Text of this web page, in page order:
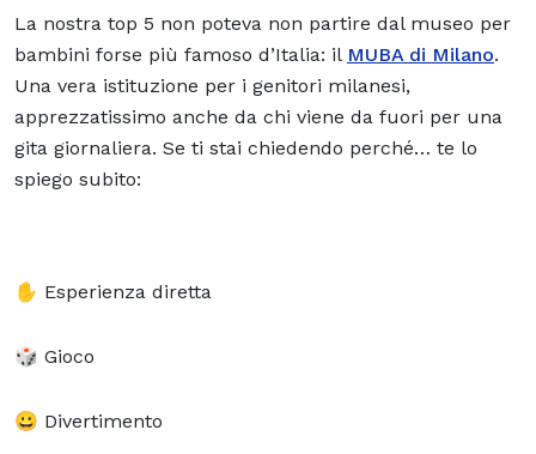
La nostra top 5 non poteva non partire dal museo per
bambini forse più famoso d’Italia: il MUBA di Milano.
Una vera istituzione per i genitori milanesi,
apprezzatissimo anche da chi viene da fuori per una
gita giornaliera. Se ti stai chiedendo perché… te lo
spiego subito:
✋ Esperienza diretta
🎲 Gioco
😀 Divertimento